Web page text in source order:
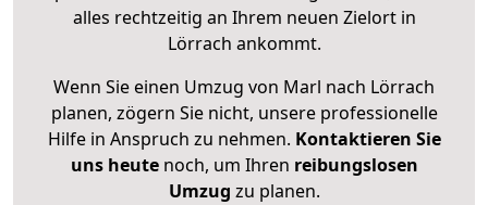
alles rechtzeitig an Ihrem neuen Zielort in
Lörrach ankommt.
Wenn Sie einen Umzug von Marl nach Lörrach
planen, zögern Sie nicht, unsere professionelle
Hilfe in Anspruch zu nehmen. Kontaktieren Sie
uns heutenoch, um Ihren reibungslosen
Umzug zu planen.